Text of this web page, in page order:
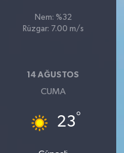
Nem: %32
Rüzgar: 7.00 m/s
14 AĞUSTOS
CUMA
23°